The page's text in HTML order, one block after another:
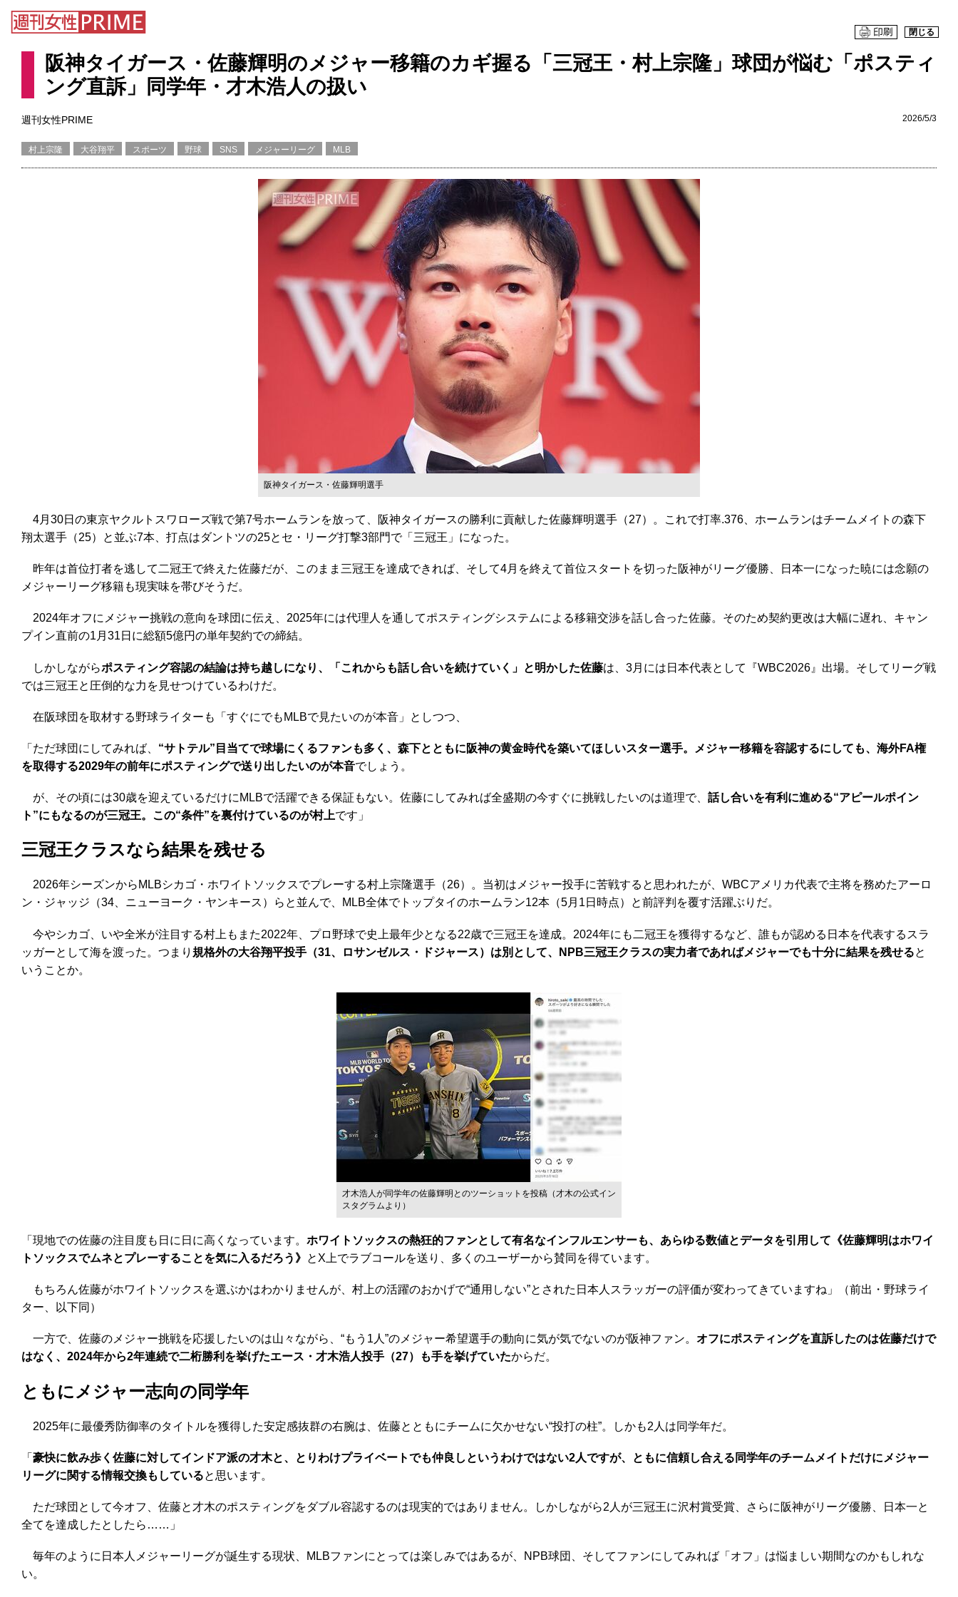
閉じる
阪神タイガース・佐藤輝明のメジャー移籍のカギ握る「三冠王・村上宗隆」球団が悩む「ポスティ
ング直訴」同学年・才木浩人の扱い
週刊女性PRIME 2026/5/3
村上宗隆 大谷翔平 スポーツ 野球 SNS メジャーリーグ MLB
阪神タイガース・佐藤輝明選手
4月30日の東京ヤクルトスワローズ戦で第7号ホームランを放って、阪神タイガースの勝利に貢献した佐藤輝明選手（27）。これで打率.376、ホームランはチームメイトの森下
翔太選手（25）と並ぶ7本、打点はダントツの25とセ・リーグ打撃3部門で「三冠王」になった。
昨年は首位打者を逃して二冠王で終えた佐藤だが、このまま三冠王を達成できれば、そして4月を終えて首位スタートを切った阪神がリーグ優勝、日本一になった暁には念願の
メジャーリーグ移籍も現実味を帯びそうだ。
2024年オフにメジャー挑戦の意向を球団に伝え、2025年には代理人を通してポスティングシステムによる移籍交渉を話し合った佐藤。そのため契約更改は大幅に遅れ、キャン
プイン直前の1月31日に総額5億円の単年契約での締結。
しかしながらポスティング容認の結論は持ち越しになり、「これからも話し合いを続けていく」と明かした佐藤は、3月には日本代表として『WBC2026』出場。そしてリーグ戦
では三冠王と圧倒的な力を見せつけているわけだ。
在阪球団を取材する野球ライターも「すぐにでもMLBで見たいのが本音」としつつ、
「ただ球団にしてみれば、 “サトテル”目当てで球場にくるファンも多く、森下とともに阪神の黄金時代を築いてほしいスター選手。メジャー移籍を容認するにしても、海外FA権
を取得する2029年の前年にポスティングで送り出したいのが本音でしょう。
が、その頃には30歳を迎えているだけにMLBで活躍できる保証もない。佐藤にしてみれば全盛期の今すぐに挑戦したいのは道理で、 話し合いを有利に進める“アピールポイン
ト”にもなるのが三冠王。この“条件”を裏付けているのが村上です」
三冠王クラスなら結果を残せる
2026年シーズンからMLBシカゴ・ホワイトソックスでプレーする村上宗隆選手（26）。当初はメジャー投手に苦戦すると思われたが、WBCアメリカ代表で主将を務めたアーロ
ン・ジャッジ（34、ニューヨーク・ヤンキース）らと並んで、MLB全体でトップタイのホームラン12本（5月1日時点）と前評判を覆す活躍ぶりだ。
今やシカゴ、いや全米が注目する村上もまた2022年、プロ野球で史上最年少となる22歳で三冠王を達成。2024年にも二冠王を獲得するなど、誰もが認める日本を代表するスラ
ッガーとして海を渡った。つまり 規格外の大谷翔平投手（31、ロサンゼルス・ドジャース）は別として、NPB三冠王クラスの実力者であればメジャーでも十分に結果を残せると
いうことか。
才木浩人が同学年の佐藤輝明とのツーショットを投稿（才木の公式イン
スタグラムより）
「現地での佐藤の注目度も日に日に高くなっています。 ホワイトソックスの熱狂的ファンとして有名なインフルエンサーも、あらゆる数値とデータを引用して《佐藤輝明はホワイ
トソックスでムネとプレーすることを気に入るだろう》 とX上でラブコールを送り、多くのユーザーから賛同を得ています。
もちろん佐藤がホワイトソックスを選ぶかはわかりませんが、村上の活躍のおかげで“通用しない”とされた日本人スラッガーの評価が変わってきていますね」（前出・野球ライ
ター、以下同）
一方で、佐藤のメジャー挑戦を応援したいのは山々ながら、“もう1人”のメジャー希望選手の動向に気が気でないのが阪神ファン。 オフにポスティングを直訴したのは佐藤だけで
はなく、2024年から2年連続で二桁勝利を挙げたエース・才木浩人投手（27）も手を挙げていたからだ。
ともにメジャー志向の同学年
2025年に最優秀防御率のタイトルを獲得した安定感抜群の右腕は、佐藤とともにチームに欠かせない“投打の柱”。しかも2人は同学年だ。
「 豪快に飲み歩く佐藤に対してインドア派の才木と、とりわけプライベートでも仲良しというわけではない2人ですが、ともに信頼し合える同学年のチームメイトだけにメジャー
リーグに関する情報交換もしていると思います。
ただ球団として今オフ、佐藤と才木のポスティングをダブル容認するのは現実的ではありません。しかしながら2人が三冠王に沢村賞受賞、さらに阪神がリーグ優勝、日本一と
全てを達成したとしたら……」
毎年のように日本人メジャーリーグが誕生する現状、MLBファンにとっては楽しみではあるが、NPB球団、そしてファンにしてみれば「オフ」は悩ましい期間なのかもしれな
い。